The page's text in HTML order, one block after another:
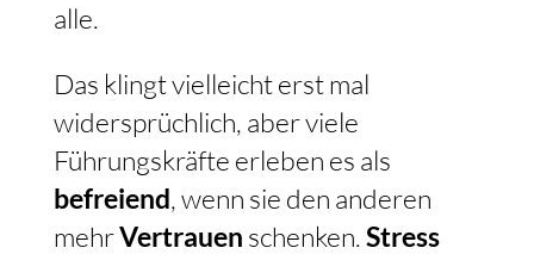
alle.
Das klingt vielleicht erst mal
widersprüchlich, aber viele
befreiend, wenn sie den anderen
mehrVertrauen schenken. Stress